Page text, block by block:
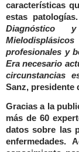
características
estas patologías.
Diagnóstico
profesionales y
Era necesario
circunstancias
Sanz, presidente
Gracias a la
más de 60
datos sobre las
enfermedades.